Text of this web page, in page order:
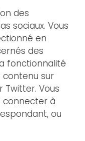
des
sociaux. Vous
en
des
fonctionnalité
contenu sur
Twitter. Vous
connecter à
ou